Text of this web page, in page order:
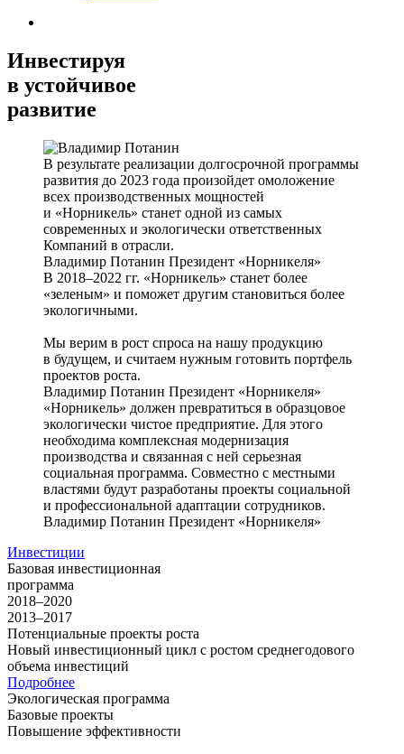
Инвестируя
в устойчивое
развитие
В результате реализации долгосрочной программы
развития до 2023 года произойдет омоложение
всех производственных мощностей
и «Норникель» станет одной из самых
современных и экологически ответственных
Компаний в отрасли.
Владимир Потанин Президент «Норникеля»
В 2018–2022 гг. «Норникель» станет более
«зеленым» и поможет другим становиться более
экологичными.
Мы верим в рост спроса на нашу продукцию
в будущем, и считаем нужным готовить портфель
проектов роста.
Владимир Потанин Президент «Норникеля»
«Норникель» должен превратиться в образцовое
экологически чистое предприятие. Для этого
необходима комплексная модернизация
производства и связанная с ней серьезная
социальная программа. Совместно с местными
властями будут разработаны проекты социальной
и профессиональной адаптации сотрудников.
Владимир Потанин Президент «Норникеля»
Инвестиции
Базовая инвестиционная
программа
2018–2020
2013–2017
Потенциальные проекты роста
Новый инвестиционный цикл с ростом среднегодового
объема инвестиций
Подробнее
Экологическая программа
Базовые проекты
Повышение эффективности